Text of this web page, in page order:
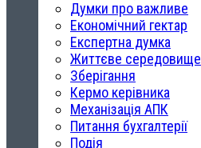
Думки про важливе
Економічний гектар
Експертна думка
Життєве середовище
Зберігання
Кермо керівника
Механізація АПК
Питання бухгалтерії
Подія